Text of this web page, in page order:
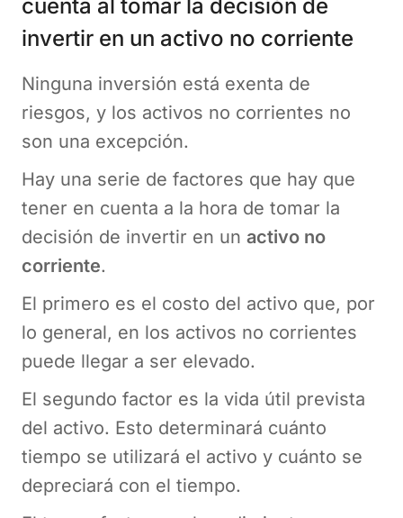
cuenta al tomar la decisión de
invertir en un activo no corriente
Ninguna inversión está exenta de
riesgos, y los activos no corrientes no
son una excepción.
Hay una serie de factores que hay que
tener en cuenta a la hora de tomar la
decisión de invertir en un activo no
corriente.
El primero es el costo del activo que, por
lo general, en los activos no corrientes
puede llegar a ser elevado.
El segundo factor es la vida útil prevista
del activo. Esto determinará cuánto
tiempo se utilizará el activo y cuánto se
depreciará con el tiempo.